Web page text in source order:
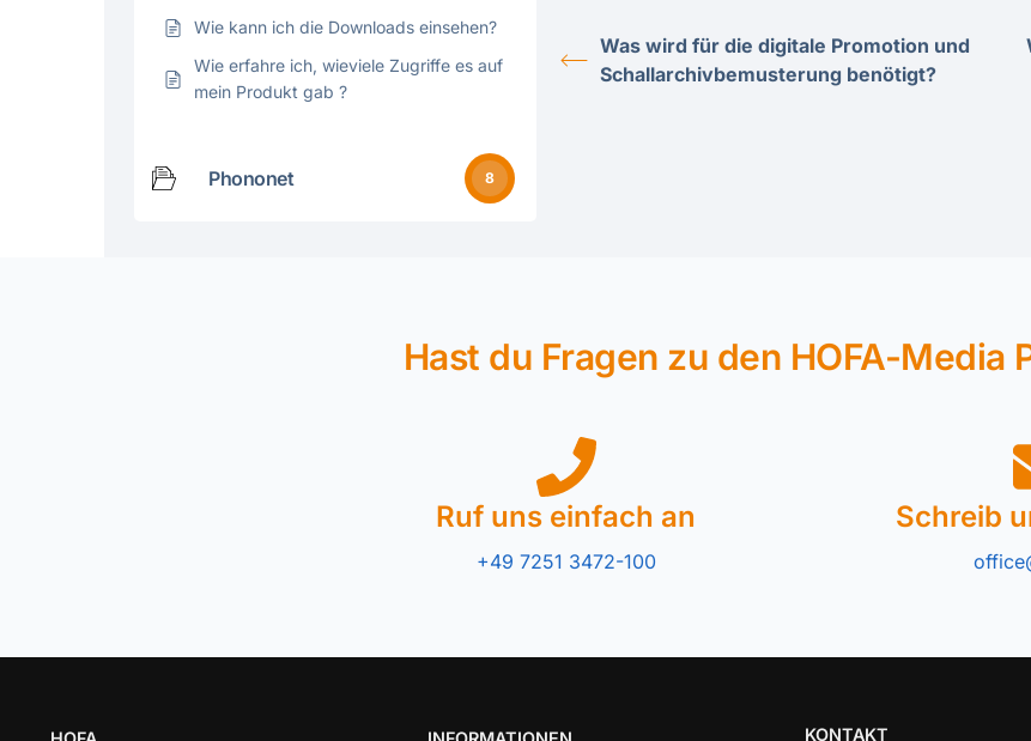
Wie kann ich die Downloads einsehen?
Wie erfahre ich, wieviele Zugriffe es auf
mein Produkt gab ?
Phononet 8
Was wird für die digitale Promotion und
Schallarchivbemusterung benötigt?
Hast du Fragen zu den HOFA-Media
Ruf uns einfach an
+49 7251 3472-100
Schreib
KONTAKT